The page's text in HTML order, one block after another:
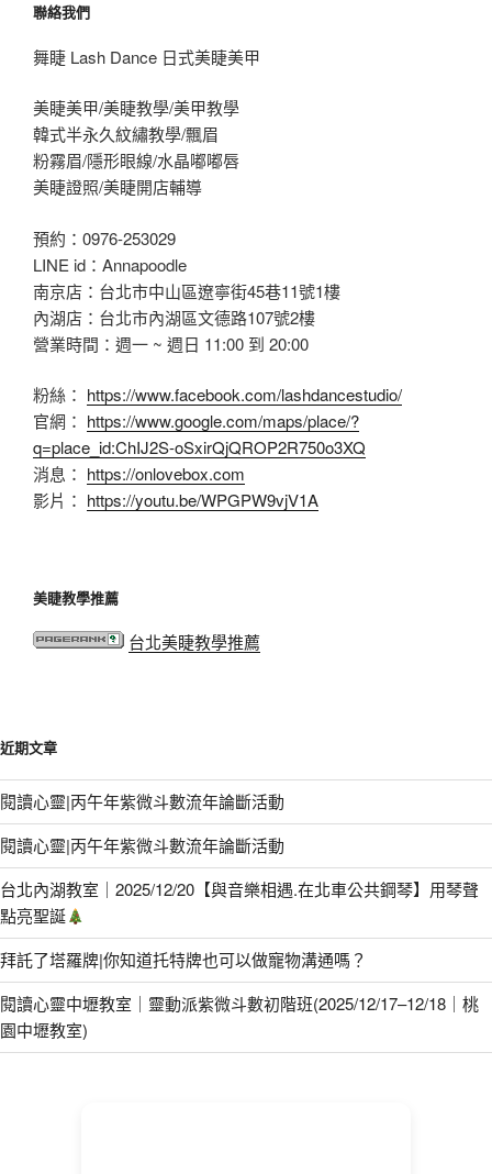
聯絡我們
舞睫 Lash Dance 日式美睫美甲
美睫美甲/美睫教學/美甲教學
韓式半永久紋繡教學/飄眉
粉霧眉/隱形眼線/水晶嘟嘟唇
美睫證照/美睫開店輔導
預約：0976-253029
LINE id：Annapoodle
南京店：台北市中山區遼寧街45巷11號1樓
內湖店：台北市內湖區文德路107號2樓
營業時間：週一 ~ 週日 11:00 到 20:00
粉絲： https://www.facebook.com/lashdancestudio/
官網： https://www.google.com/maps/place/?
q=place_id:ChIJ2S-oSxirQjQROP2R750o3XQ
消息： https://onlovebox.com
影片： https://youtu.be/WPGPW9vjV1A
美睫教學推薦
台北美睫教學推薦
近期文章
閱讀心靈|丙午年紫微斗數流年論斷活動
閱讀心靈|丙午年紫微斗數流年論斷活動
台北內湖教室｜2025/12/20【與音樂相遇.在北車公共鋼琴】用琴聲
點亮聖誕
拜託了塔羅牌|你知道托特牌也可以做寵物溝通嗎？
閱讀心靈中壢教室｜靈動派紫微斗數初階班(2025/12/17–12/18｜桃
園中壢教室)